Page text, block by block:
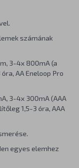
számának
3-4x 800mA (a
AA Eneloop Pro
3-4x 300mA (AAA
1,5-3 óra, AAA
egyes elemhez